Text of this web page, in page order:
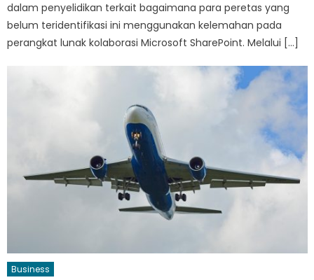
dalam penyelidikan terkait bagaimana para peretas yang
belum teridentifikasi ini menggunakan kelemahan pada
perangkat lunak kolaborasi Microsoft SharePoint. Melalui […]
Business